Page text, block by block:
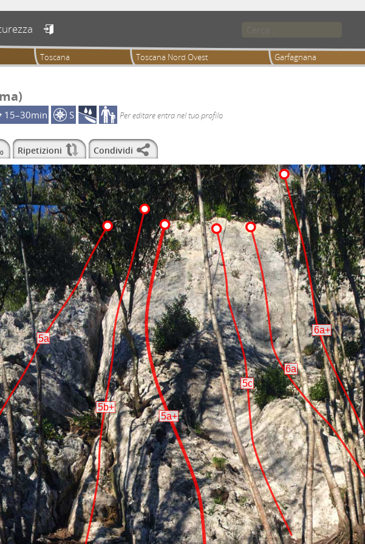

Toscana Toscana Nord Ovest Garfagnana
15–30min S Per editare entra nel tuo profilo
0 Ripetizioni Condividi
5a
5b+
5a+
5c
6a
6a+